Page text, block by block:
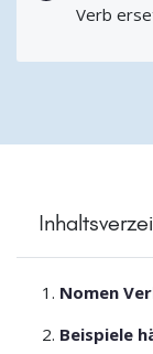
Verb
Nomen
Beispiele